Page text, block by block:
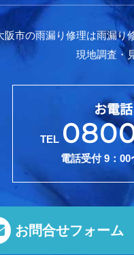
阪市の雨漏り修理は雨漏り
現地調査・
お電
TEL
電話受付 9：00
お問合せフォーム